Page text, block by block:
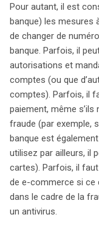
Pour autant, il est
banque) les mesures
de changer de
banque. Parfois, il
autorisations et
comptes (ou que
comptes). Parfois, il
paiement, même s’ils
fraude (par exemple,
banque est
utilisez par ailleurs, il
cartes). Parfois, il
de e-commerce si ce
dans le cadre de la
un antivirus.